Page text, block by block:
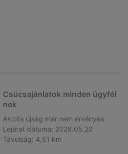
Csúcsajánlatok minden ügyfél
nek
Akciós újság már nem érvényes
Lejárat dátuma: 2026.05.20
Távolság: 4,51 km